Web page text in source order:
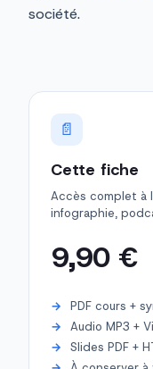
société.
📄
Cette fiche
Accès complet à
infographie,
9,90 €
PDF cours +
Audio MP3 +
Slides PDF +